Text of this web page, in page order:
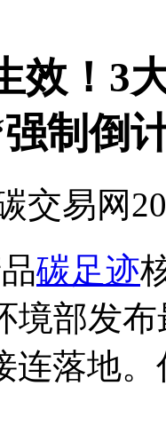
效！3
制倒
交易网
碳足迹
境部发
连落地